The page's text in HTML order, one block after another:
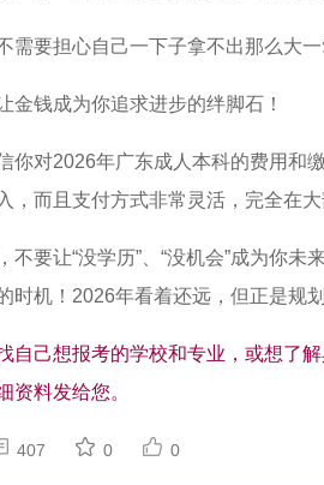
需要担心自己一下子拿不出那么大
金钱成为你追求进步的绊脚石！
你对2026年广东成人本科的费用和
，而且支付方式非常灵活，完全在大
不要让“没学历”、“没机会”成为你
时机！2026年看着还远，但正是规
自己想报考的学校和专业，或想了
资料发给您。
407 0 0